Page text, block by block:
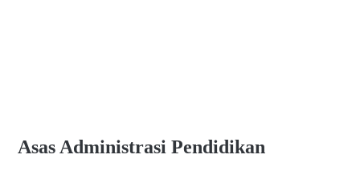
Asas Administrasi Pendidikan